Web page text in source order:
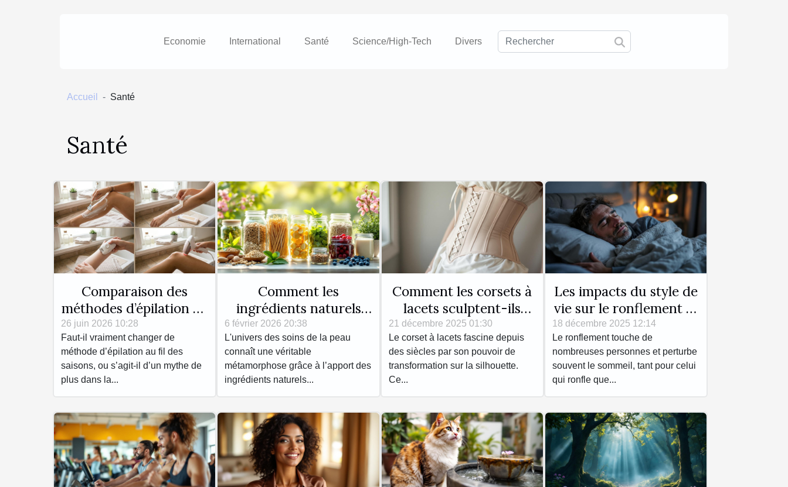
Economie International Santé Science/High-Tech Divers
Accueil Santé
Santé
Comparaison des
méthodes d’épilation en
fonction des saisons
26 juin 2026 10:28
Faut-il vraiment changer de
méthode d’épilation au fil des
saisons, ou s’agit-il d’un mythe de
plus dans la...
Comment les
ingrédients naturels
révolutionnent-ils les
soins de la peau ?
6 février 2026 20:38
L'univers des soins de la peau
connaît une véritable
métamorphose grâce à l’apport des
ingrédients naturels...
Comment les corsets à
lacets sculptent-ils
votre corps ?
21 décembre 2025 01:30
Le corset à lacets fascine depuis
des siècles par son pouvoir de
transformation sur la silhouette.
Ce...
Les impacts du style de
vie sur le ronflement et
comment y remédier
18 décembre 2025 12:14
Le ronflement touche de
nombreuses personnes et perturbe
souvent le sommeil, tant pour celui
qui ronfle que...